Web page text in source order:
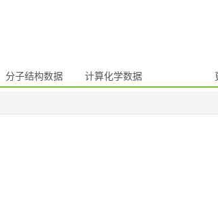
分子结构数据 计算化学数据